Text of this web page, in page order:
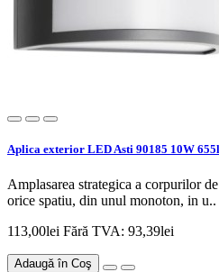
Aplica exterior LED Asti 90185 10W
Amplasarea strategica a corpurilor
orice spatiu, din unul monoton, in u..
113,00lei Fără TVA: 93,39lei
Adaugă în Coş